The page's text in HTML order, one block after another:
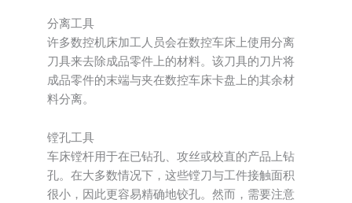
分离工具
许多数控机床加工人员会在数控车床上使用分离
刀具来去除成品零件上的材料。该刀具的刀片将
成品零件的末端与夹在数控车床卡盘上的其余材
料分离。
镗孔工具
车床镗杆用于在已钻孔、攻丝或校直的产品上钻
孔。在大多数情况下，这些镗刀与工件接触面积
很小，因此更容易精确地铰孔。然而，需要注意